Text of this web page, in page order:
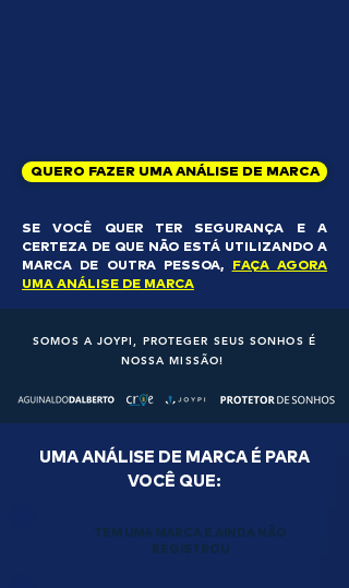
QUERO FAZER UMA ANÁLISE DE MARCA
SE VOCÊ QUER TER SEGURANÇA E A
CERTEZA DE QUE NÃO ESTÁ UTILIZANDO A
MARCA DE OUTRA PESSOA,
FAÇA AGORA
UMA ANÁLISE DE MARCA
SOMOS A JOYPI, PROTEGER SEUS SONHOS É
NOSSA MISSÃO!
UMA ANÁLISE DE MARCA É PARA
VOCÊ QUE:
TEM UMA MARCA E AINDA NÃO
REGISTROU